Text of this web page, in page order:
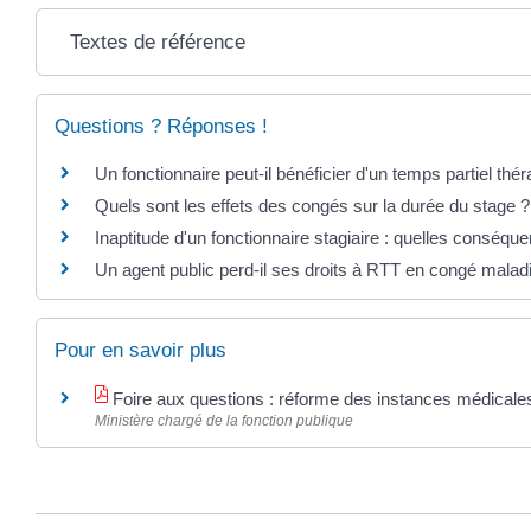
Textes de référence
Questions ? Réponses !
Un fonctionnaire peut-il bénéficier d'un temps partiel
Quels sont les effets des congés sur la durée du stage ?
Inaptitude d'un fonctionnaire stagiaire : quelles
Un agent public perd-il ses droits à RTT en congé
Pour en savoir plus
Foire aux questions : réforme des instances
Ministère chargé de la fonction publique